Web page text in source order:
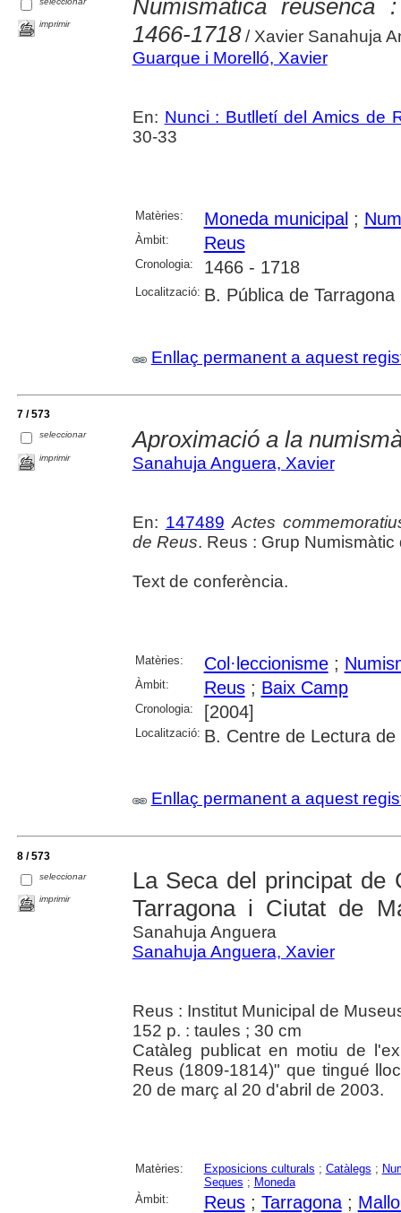
imprimir
Numismàtica
1466-1718/ Xavier Sanahuja
Guarque i Morelló, Xavier
En: Nunci : Butlletí del Amics de
30-33
Matèries: Moneda municipal;
Àmbit: Reus
Cronologia: 1466 - 1718
Localització: B. Pública de Tarragona
Enllaç permanent a aquest
7 / 573
seleccionar
imprimir
Aproximació a la
Sanahuja Anguera, Xavier
En: 147489 Actes
de Reus. Reus : Grup
Text de conferència.
Matèries: Col·leccionisme;
Àmbit: Reus; Baix Camp
Cronologia: [2004]
Localització: B. Centre de Lectura
Enllaç permanent a aquest
8 / 573
seleccionar
imprimir
La Seca del principat de
Tarragona i Ciutat de
Sanahuja Anguera
Sanahuja Anguera, Xavier
Reus : Institut Municipal de
152 p. : taules ; 30 cm
Catàleg publicat en motiu de
Reus (1809-1814)" que tingué
20 de març al 20 d'abril de 2003.
Matèries: Exposicions culturals ; Catàlegs ;
Seques ; Moneda
Àmbit:
Reus; Tarragona;